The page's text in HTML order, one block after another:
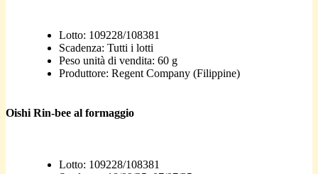
Lotto: 109228/108381
Scadenza: Tutti i lotti
Peso unità di vendita: 60 g
Produttore: Regent Company (Filippine)
Oishi Rin-bee al formaggio
Lotto: 109228/108381